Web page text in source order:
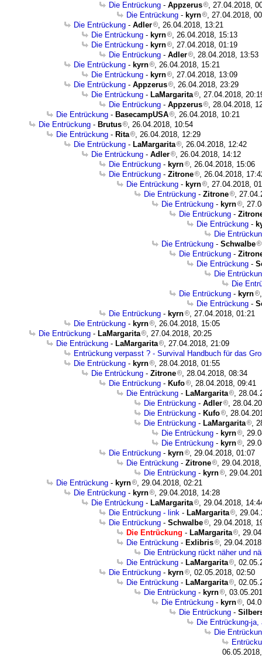
Die Entrückung - Appzerus
, 27.04.2018,
Die Entrückung - kyrn
, 27.04.2018,
Die Entrückung - Adler
, 26.04.2018, 13:21
Die Entrückung - kyrn
, 26.04.2018, 15:13
Die Entrückung - kyrn
, 27.04.2018, 01:19
Die Entrückung - Adler
, 28.04.2018, 13:53
Die Entrückung - kyrn
, 26.04.2018, 15:21
Die Entrückung - kyrn
, 27.04.2018, 13:09
Die Entrückung - Appzerus
, 26.04.2018, 23:29
Die Entrückung - LaMargarita
, 27.04.2018,
Die Entrückung - Appzerus
, 28.04.2018,
Die Entrückung - BasecampUSA
, 26.04.2018, 10:21
Die Entrückung - Brutus
, 26.04.2018, 10:54
Die Entrückung - Rita
, 26.04.2018, 12:29
Die Entrückung - LaMargarita
, 26.04.2018, 12:42
Die Entrückung - Adler
, 26.04.2018, 14:12
Die Entrückung - kyrn
, 26.04.2018, 15:06
Die Entrückung - Zitrone
, 26.04.2018,
Die Entrückung - kyrn
, 27.04.2018,
Die Entrückung - Zitrone
,
Die Entrückung - kyrn
,
Die Entrückung -
Die Entrückung -
Die
Die Entrückung - Schwalbe
Die Entrückung -
Die Entrückung -
Die
Die
Die Entrückung - kyrn
Die Entrückung -
Die Entrückung - kyrn
, 27.04.2018, 01:21
Die Entrückung - kyrn
, 26.04.2018, 15:05
Die Entrückung - LaMargarita
, 27.04.2018, 20:25
Die Entrückung - LaMargarita
, 27.04.2018, 21:09
Entrückung verpasst ? - Survival Handbuch für das
Die Entrückung - kyrn
, 28.04.2018, 01:55
Die Entrückung - Zitrone
, 28.04.2018, 08:34
Die Entrückung - Kufo
, 28.04.2018, 09:41
Die Entrückung - LaMargarita
,
Die Entrückung - Adler
,
Die Entrückung - Kufo
,
Die Entrückung - LaMargarita
,
Die Entrückung - kyrn
,
Die Entrückung - kyrn
,
Die Entrückung - kyrn
, 29.04.2018, 01:07
Die Entrückung - Zitrone
,
Die Entrückung - kyrn
,
Die Entrückung - kyrn
, 29.04.2018, 02:21
Die Entrückung - kyrn
, 29.04.2018, 14:28
Die Entrückung - LaMargarita
, 29.04.2018,
Die Entrückung - link - LaMargarita
,
Die Entrückung - Schwalbe
, 29.04.2018,
Die Entrückung - LaMargarita
,
Die Entrückung - Exlibris
,
Die Entrückung rückt näher und
Die Entrückung - LaMargarita
,
Die Entrückung - kyrn
, 02.05.2018, 02:50
Die Entrückung - LaMargarita
,
Die Entrückung - kyrn
,
Die Entrückung - kyrn
,
Die Entrückung -
Die Entrückung-ja,
Die